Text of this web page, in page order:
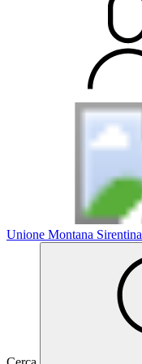
Unione Montana Sirentina